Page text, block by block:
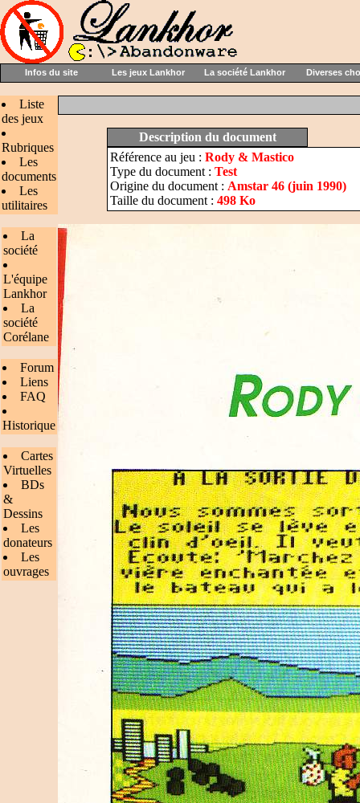
Infos du site Les jeux Lankhor La société Lankhor Diverses
Liste
des jeux
Rubriques
Les
documents
Les
utilitaires
La
société
L'équipe
Lankhor
La
société
Corélane
Forum
Liens
FAQ
Historique
Cartes
Virtuelles
BDs
&
Dessins
Les
donateurs
Les
ouvrages
Description du document
Référence au jeu : Rody & Mastico
Type du document : Test
Origine du document : Amstar 46 (juin 1990)
Taille du document : 498 Ko